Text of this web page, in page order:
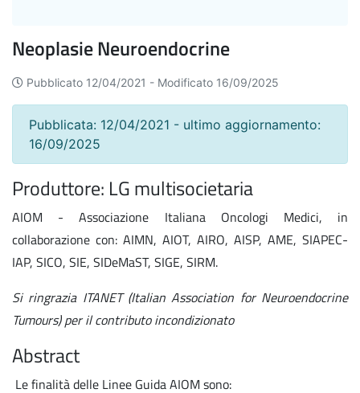
Neoplasie Neuroendocrine
Pubblicato 12/04/2021 - Modificato 16/09/2025
Pubblicata: 12/04/2021 - ultimo aggiornamento:
16/09/2025
Produttore: LG multisocietaria
AIOM - Associazione Italiana Oncologi Medici, in
collaborazione con: AIMN, AIOT, AIRO, AISP, AME, SIAPEC-
IAP, SICO, SIE, SIDeMaST, SIGE, SIRM.
Si ringrazia ITANET (Italian Association for Neuroendocrine
Tumours) per il contributo incondizionato
Abstract
Le finalità delle Linee Guida AIOM sono: